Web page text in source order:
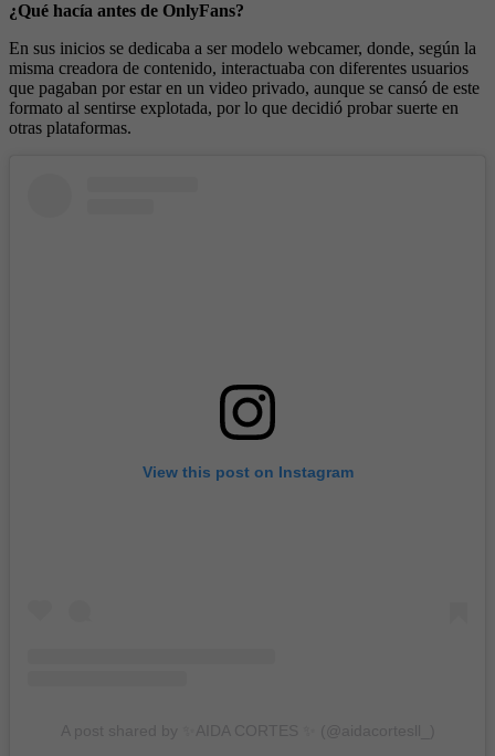
¿Qué hacía antes de OnlyFans?
En sus inicios se dedicaba a ser modelo webcamer, donde, según la
misma creadora de contenido, interactuaba con diferentes usuarios
que pagaban por estar en un video privado, aunque se cansó de este
formato al sentirse explotada, por lo que decidió probar suerte en
otras plataformas.
View this post on Instagram